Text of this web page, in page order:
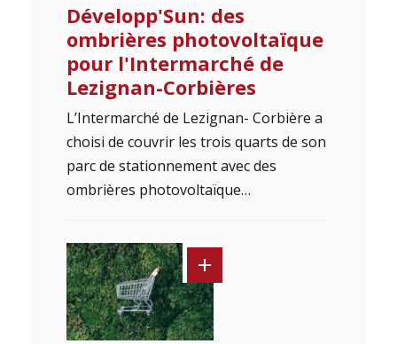
Développ'Sun: des
ombrières photovoltaïque
pour l'Intermarché de
Lezignan-Corbières
L’Intermarché de Lezignan- Corbière a
choisi de couvrir les trois quarts de son
parc de stationnement avec des
ombrières photovoltaïque…